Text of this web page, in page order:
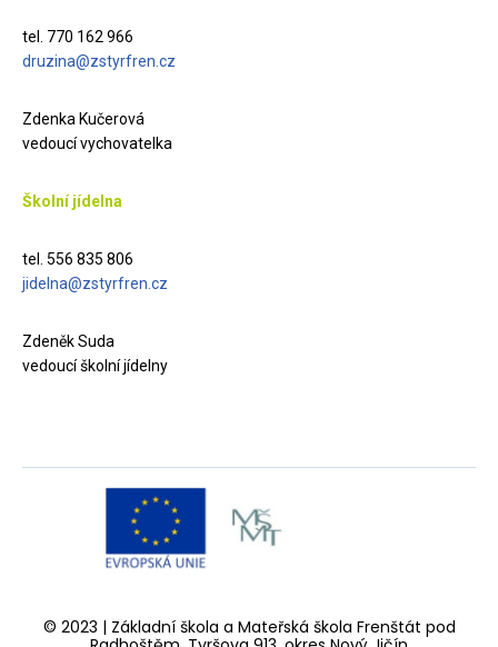
tel. 770 162 966
druzina@zstyrfren.cz
Zdenka Kučerová
vedoucí vychovatelka
Školní jídelna
tel. 556 835 806
jidelna@zstyrfren.cz
Zdeněk Suda
vedoucí školní jídelny
© 2023 | Základní škola a Mateřská škola Frenštát pod